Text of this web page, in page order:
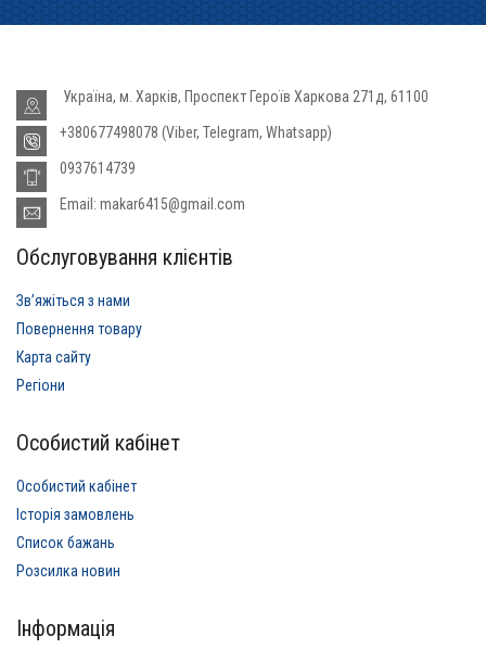
Україна, м. Харків, Проспект Героїв Харкова 271д, 61100
+380677498078 (Viber, Telegram, Whatsapp)
0937614739
Email: makar6415@gmail.com
Обслуговування клієнтів
Звʼяжіться з нами
Повернення товару
Карта сайту
Регіони
Особистий кабінет
Особистий кабінет
Історія замовлень
Список бажань
Розсилка новин
Інформація